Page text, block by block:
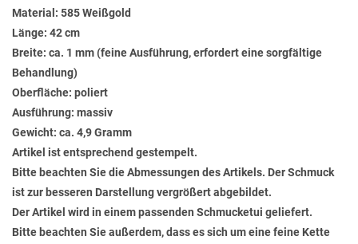
Material: 585 Weißgold
Länge: 42 cm
Breite: ca. 1 mm (feine Ausführung, erfordert eine sorgfältige
Behandlung)
Oberfläche: poliert
Ausführung: massiv
Gewicht: ca. 4,9 Gramm
Artikel ist entsprechend gestempelt.
Bitte beachten Sie die Abmessungen des Artikels. Der Schmuck
ist zur besseren Darstellung vergrößert abgebildet.
Der Artikel wird in einem passenden Schmucketui geliefert.
Bitte beachten Sie außerdem, dass es sich um eine feine Kette